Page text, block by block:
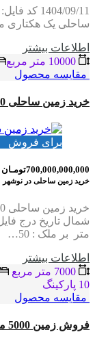
ساحلی یک هکتاری متراژ
اطلاعات بيشتر
مقایسه محصول
خرید زمین ساحلی 7000 متری در نوشهر
برای فروش
700,000,000,000تومـان
خرید زمین ساحلی در نوشهر
متر بر ملک : 50…
اطلاعات بيشتر
10 پاركينگ
مقایسه محصول
فروش زمین 5000 متری ساحلی در نوشهر